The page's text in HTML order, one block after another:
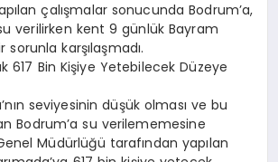
çalışmalar sonucunda Bodrum’a,
verilirken kent 9 günlük Bayram
karşılaşmadı.
617 Bin Kişiye Yetebilecek Düzeye
seviyesinin düşük olması ve bu
Bodrum’a su verilememesine
Müdürlüğü tarafından yapılan